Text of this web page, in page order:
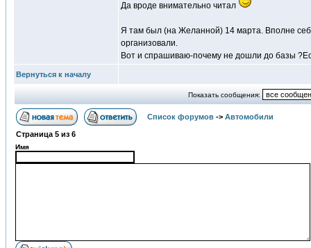
Да вроде внимательно читал
Я там был (на Желанной) 14 марта. Вполне
организовали.
Вот и спрашиваю-почему не дошли до базы
Вернуться к началу
Показать сообщения:
Список форумов -> Автомобили
Страница 5 из 6
Имя